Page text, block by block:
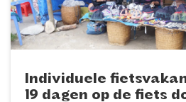
Individuele
19 dagen op de fiets